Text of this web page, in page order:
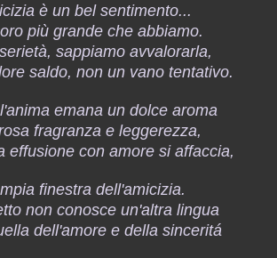
è un bel sentimento...
più grande che abbiamo.
sappiamo avvalorarla,
saldo, non un vano tentativo.
emana un dolce aroma
fragranza e leggerezza,
effusione con amore si affaccia,
finestra dell'amicizia.
non conosce un'altra lingua
dell'amore e della sinceritá